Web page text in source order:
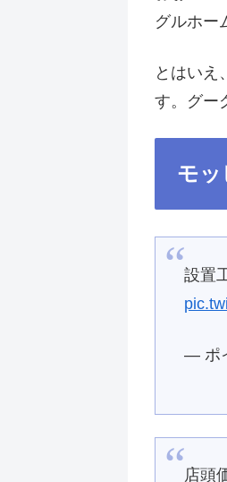
グルホー
とはいえ
す。グー
モッ
設置
— ポ
店頭